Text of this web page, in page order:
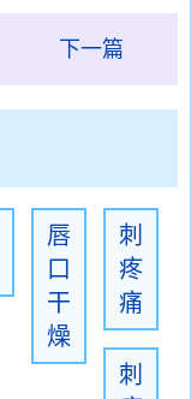
下一篇
唇
口
干
燥
刺
疼
痛
刺